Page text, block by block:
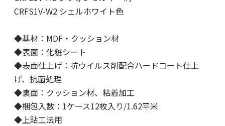
CRFS1V-W2 シェルホワイト色
◆基材：MDF・クッション材
◆表面：化粧シート
◆表面仕上げ：抗ウイルス剤配合ハードコート仕上
げ、抗菌処理
◆裏面：クッション材、粘着加工
◆梱包入数：1ケース12枚入り/1.62平米
◆上貼工法用